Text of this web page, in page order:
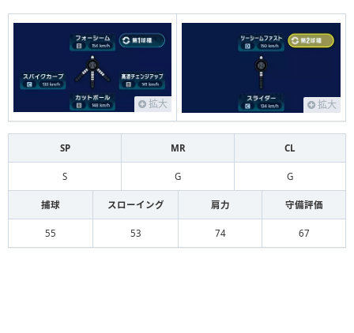
拡大 拡大
SP MR CL
S G G
捕球 スローイング 肩力 守備評価
55 53 74 67